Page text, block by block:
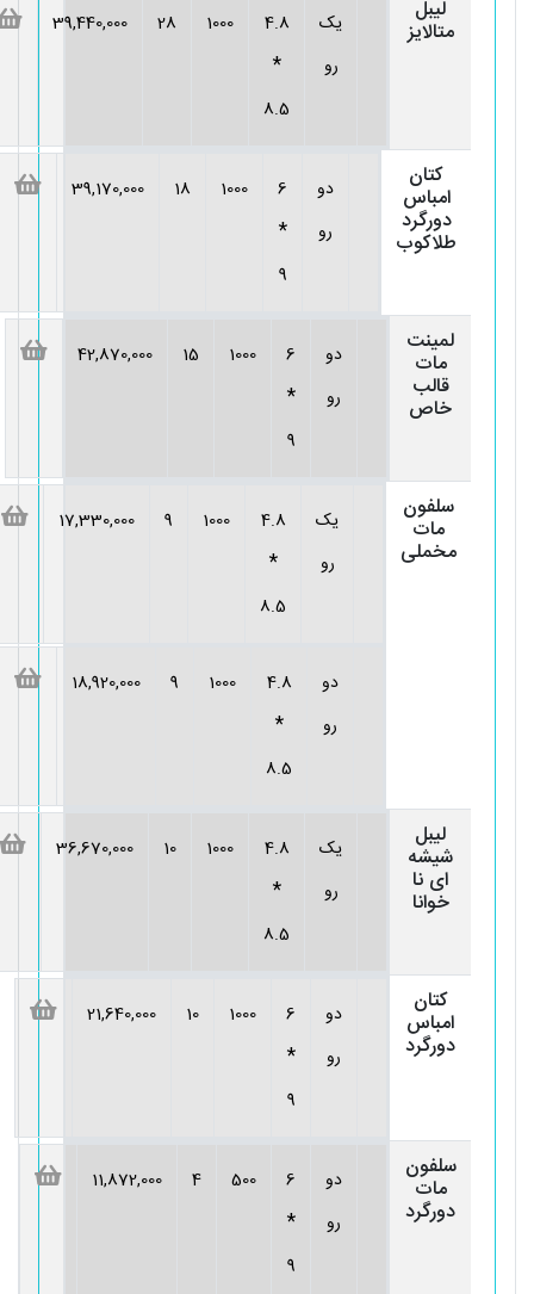
لیبل
متالایز
یک
رو
4.8
*
8.5
1000
28
39,440,000
کتان
امباس
دورگرد
طلاکوب
دو
رو
6
*
9
1000
18
39,170,000
لمینت
مات
قالب
خاص
دو
رو
6
*
9
1000
15
42,870,000
سلفون
مات
مخملی
یک
رو
4.8
*
8.5
1000
9
17,330,000
دو
رو
4.8
*
8.5
1000
9
18,920,000
لیبل
شیشه
ای نا
خوانا
یک
رو
4.8
*
8.5
1000
10
36,670,000
کتان
امباس
دورگرد
دو
رو
6
*
9
1000
10
21,640,000
سلفون
مات
دورگرد
دو
رو
6
*
9
500
4
11,872,000